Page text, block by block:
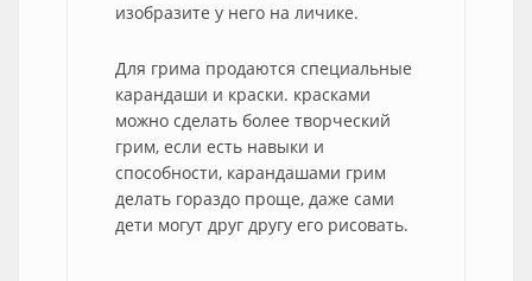
изобразите у него на личике.
Для грима продаются специальные
карандаши и краски. красками
можно сделать более творческий
грим, если есть навыки и
способности, карандашами грим
делать гораздо проще, даже сами
дети могут друг другу его рисовать.